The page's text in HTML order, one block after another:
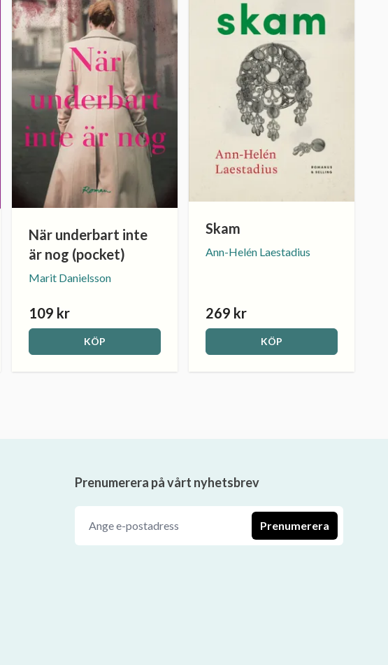
När underbart inte
är nog (pocket)
Marit Danielsson
109 kr
KÖP
Skam
Ann-Helén Laestadius
269 kr
KÖP
Prenumerera på vårt nyhetsbrev
Prenumerera